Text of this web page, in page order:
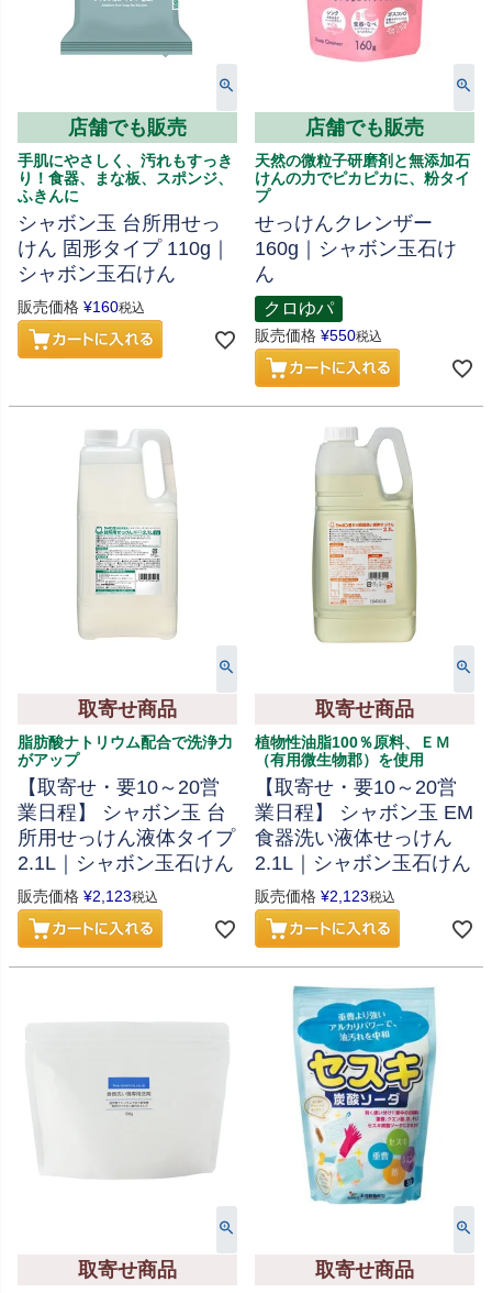
店舗でも販売
手肌にやさしく、汚れもすっき
り！食器、まな板、スポンジ、
ふきんに
シャボン玉 台所用せっ
けん 固形タイプ 110g｜
シャボン玉石けん
販売価格 ¥160税込
店舗でも販売
天然の微粒子研磨剤と無添加石
けんの力でピカピカに、粉タイ
プ
せっけんクレンザー
160g｜シャボン玉石け
ん
クロゆパ
販売価格 ¥550税込
取寄せ商品
脂肪酸ナトリウム配合で洗浄力
がアップ
【取寄せ・要10～20営
業日程】 シャボン玉 台
所用せっけん液体タイプ
2.1L｜シャボン玉石けん
販売価格 ¥2,123税込
取寄せ商品
植物性油脂100％原料、ＥＭ
（有用微生物郡）を使用
【取寄せ・要10～20営
業日程】 シャボン玉 EM
食器洗い液体せっけん
2.1L｜シャボン玉石けん
販売価格 ¥2,123税込
取寄せ商品 取寄せ商品